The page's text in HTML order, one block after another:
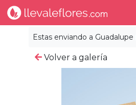
Estas enviando a Guadalupe
Volver a galería